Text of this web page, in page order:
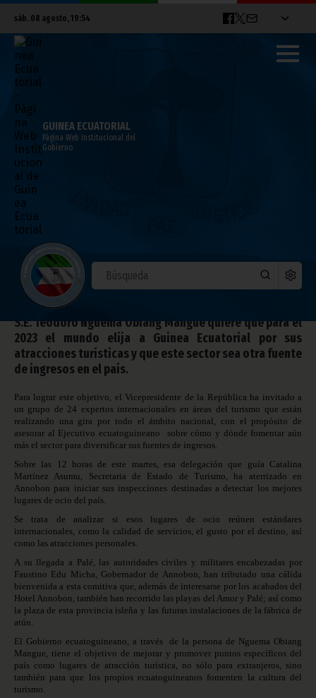
sáb. 08 agosto, 19:54
GUINEA ECUATORIAL
Página Web Institucional del
Gobierno
Los tour operadores inician inspecciones
en el país
junio 22, 2022
Vicepresidencia
S.E. Teodoro Nguema Obiang Mangue quiere que para el
2023 el mundo elija a Guinea Ecuatorial por sus
atracciones turísticas y que este sector sea otra fuente
de ingresos en el país.
Para lograr este objetivo, el Vicepresidente de la República ha invitado a
un grupo de 24 expertos internacionales en áreas del turismo que están
realizando una gira por todo el ámbito nacional, con el propósito de
asesorar al Ejecutivo ecuatoguineano sobre cómo y dónde fomentar aún
más el sector para diversificar sus fuentes de ingresos.
Sobre las 12 horas de este martes, esa delegación que guía Catalina
Martínez Asumu, Secretaria de Estado de Turismo, ha aterrizado en
Annobon para iniciar sus inspecciones destinadas a detectar los mejores
lugares de ocio del país.
Se trata de analizar si esos lugares de ocio reúnen estándares
internacionales, como la calidad de servicios, el gusto por el destino, así
como las atracciones personales.
A su llegada a Palé, las autoridades civiles y militares encabezadas por
Faustino Edu Micha, Gobernador de Annobon, han tributado una cálida
bienvenida a esta comitiva que, además de interesarse por los acabados del
Hotel Annobon, también han recorrido las playas del Amor y Palé; así como
la plaza de esta provincia isleña y las futuras instalaciones de la fábrica de
atún.
El Gobierno ecuatoguineano, a través de la persona de Nguema Obiang
Mangue, tiene el objetivo de mejorar y promover puntos específicos del
país como lugares de atracción turística, no sólo para extranjeros, sino
también para que los propios ecuatoguineanos fomenten la cultura del
turismo.